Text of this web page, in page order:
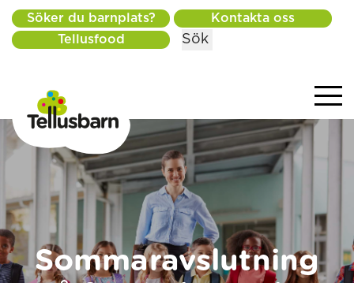
Söker du barnplats?
Kontakta oss
Tellusfood
Sök
Sommaravslutning